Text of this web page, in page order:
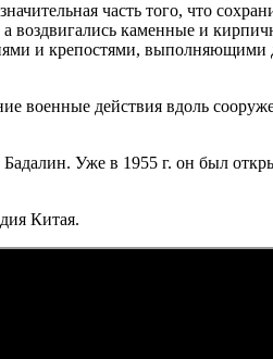
часть того, что
воздвигались каменные и
и крепостями,
военные действия вдоль
Уже в 1955 г. он был
Китая.